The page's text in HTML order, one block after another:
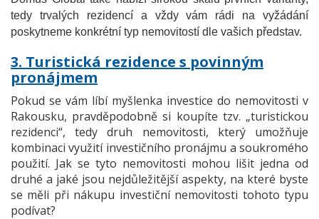
tedy trvalých rezidencí a vždy vám rádi na vyžádání
poskytneme konkrétní typ nemovitostí dle vašich představ.
3. Turistická rezidence s povinným
pronájmem
Pokud se vám líbí myšlenka investice do nemovitosti v
Rakousku, pravděpodobně si koupíte tzv. „turistickou
rezidenci“, tedy druh nemovitosti, který umožňuje
kombinaci využití investičního pronájmu a soukromého
použití. Jak se tyto nemovitosti mohou lišit jedna od
druhé a jaké jsou nejdůležitější aspekty, na které byste
se měli při nákupu investiční nemovitosti tohoto typu
podívat?